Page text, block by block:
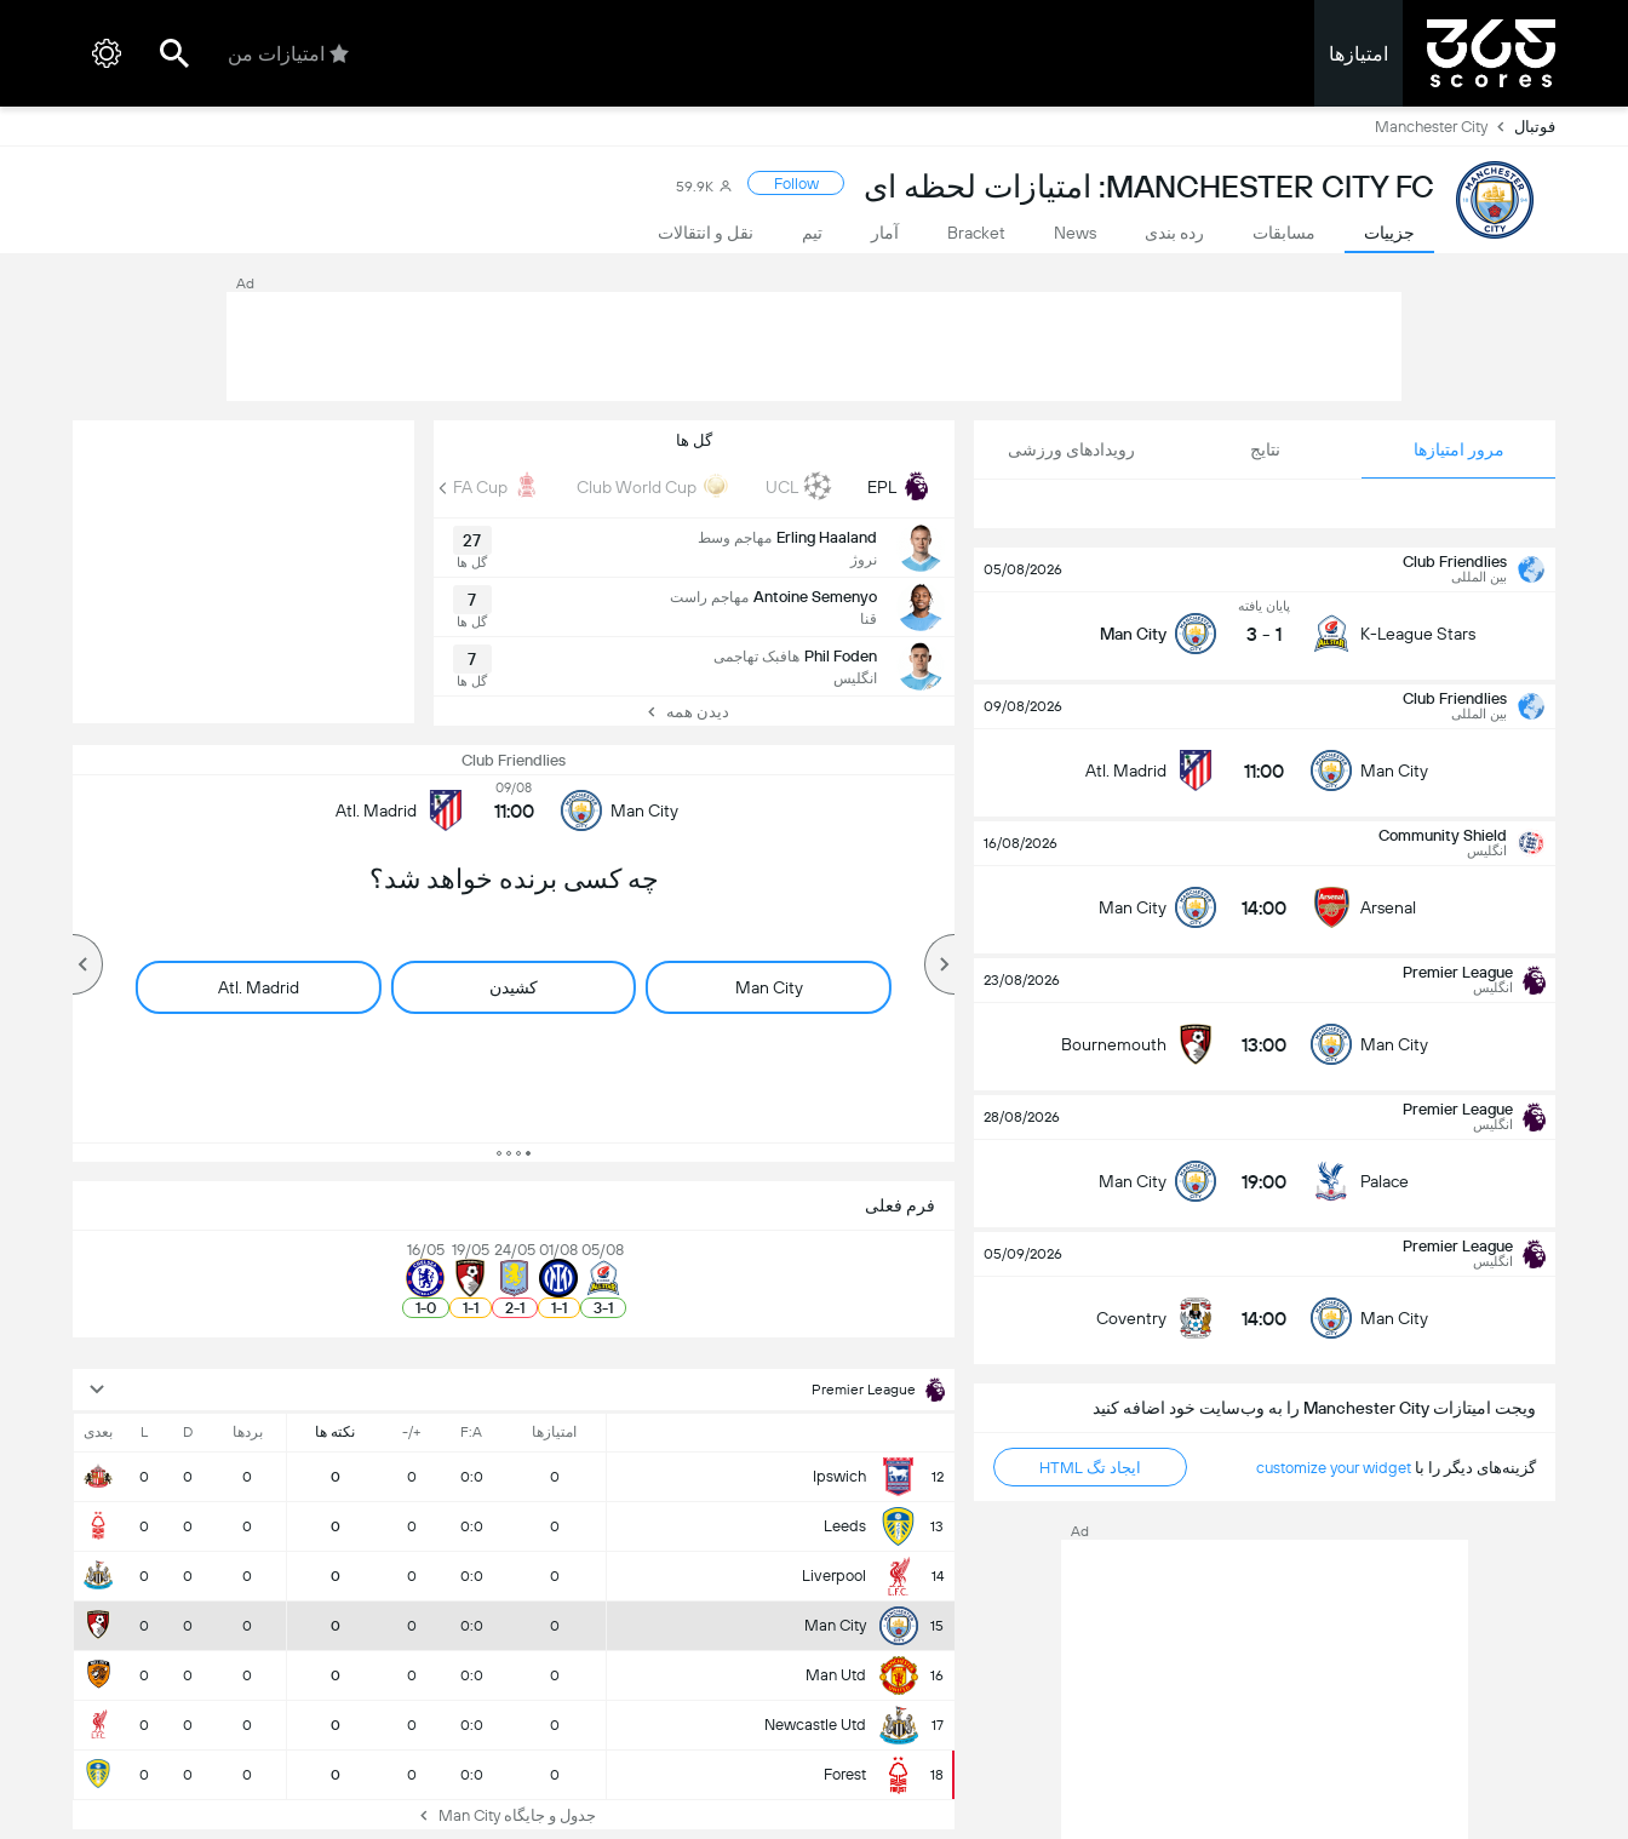
امتیازها امتیازات من
فوتبال Manchester City
MANCHESTER CITY FC: امتیازات لحظه ای Follow
59.9K
جزییات مسابقات رده بندی News
Bracket آمار تیم نقل و انتقالات
Ad
مرور امتیازها نتایج رویدادهای ورزشی
Club Friendlies
بین المللی 05/08/2026
K-League Stars
پایان یافته
1
-
3
Man City
Club Friendlies
بین المللی 09/08/2026
Man City
11:00
Atl. Madrid
Community Shield
انگلیس 16/08/2026
Arsenal
14:00
Man City
Premier League
انگلیس 23/08/2026
Man City
13:00
Bournemouth
Premier League
انگلیس 28/08/2026
Palace
19:00
Man City
Premier League
انگلیس 05/09/2026
Man City
14:00
Coventry
ویجت امیتازات Manchester City را به وب‌سایت خود اضافه کنید
گزینه‌های دیگر را با customize your widget ایجاد تگ HTML
Ad
گل ها
EPL
UCL
Club World Cup
FA Cup
Erling Haaland مهاجم وسط
نروژ
27
گل ها
Antoine Semenyo مهاجم راست
قنا
7
گل ها
Phil Foden هافبک تهاجمی
انگلیس
7
گل ها
دیدن همه
Club Friendlies
Man City
09/08
11:00
Atl. Madrid
چه کسی برنده خواهد شد؟
Man City کشیدن Atl. Madrid
Community Shield
کل گل های بازی (2.5)
زیر
فرم فعلی
05/08
1
-
3
01/08
1
-
1
24/05
1
-
2
19/05
1
-
1
16/05
0
-
1
Premier League
امتیازها F:A
+/- نکته ها بردها D
L بعدی
12
Ipswich
0
0:0
0
0
0
0
0
13
Leeds
0
0:0
0
0
0
0
0
14
Liverpool
0
0:0
0
0
0
0
0
15
Man City
0
0:0
0
0
0
0
0
16
Man Utd
0
0:0
0
0
0
0
0
17
Newcastle Utd
0
0:0
0
0
0
0
0
18
Forest
0
0:0
0
0
0
0
0
جدول و جایگاه Man City